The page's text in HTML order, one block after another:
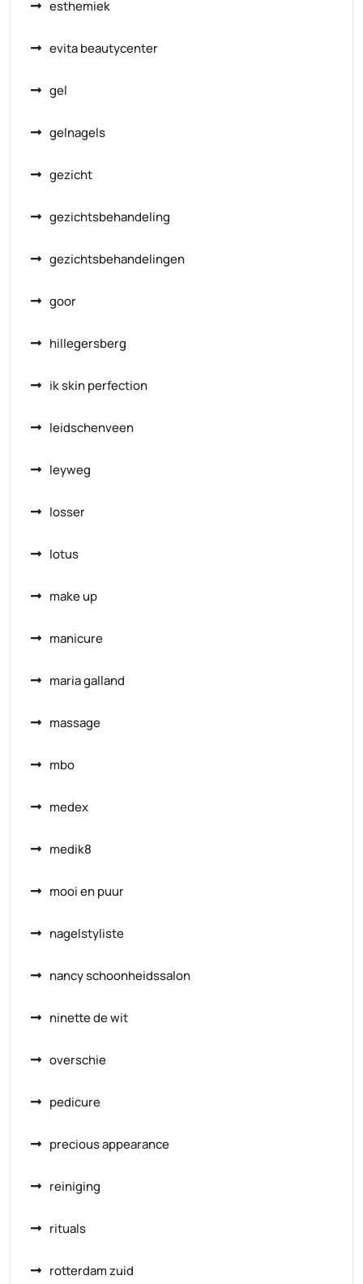
esthemiek
evita beautycenter
gel
gelnagels
gezicht
gezichtsbehandeling
gezichtsbehandelingen
goor
hillegersberg
ik skin perfection
leidschenveen
leyweg
losser
lotus
make up
manicure
maria galland
massage
mbo
medex
medik8
mooi en puur
nagelstyliste
nancy schoonheidssalon
ninette de wit
overschie
pedicure
precious appearance
reiniging
rituals
rotterdam zuid